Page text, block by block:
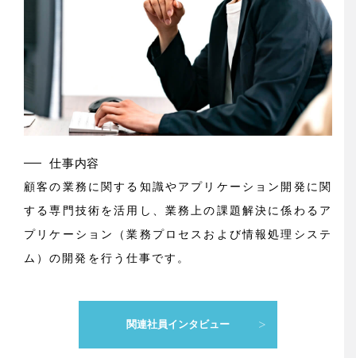
仕事内容
顧客の業務に関する知識やアプリケーション開発に関
する専門技術を活用し、業務上の課題解決に係わるア
プリケーション（業務プロセスおよび情報処理システ
ム）の開発を行う仕事です。
関連社員インタビュー